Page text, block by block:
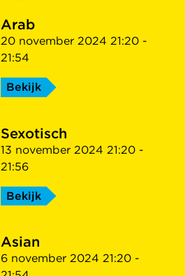
Arab
20 november 2024 21:20 -
21:54
Bekijk
Sexotisch
13 november 2024 21:20 -
21:56
Bekijk
Asian
6 november 2024 21:20 -